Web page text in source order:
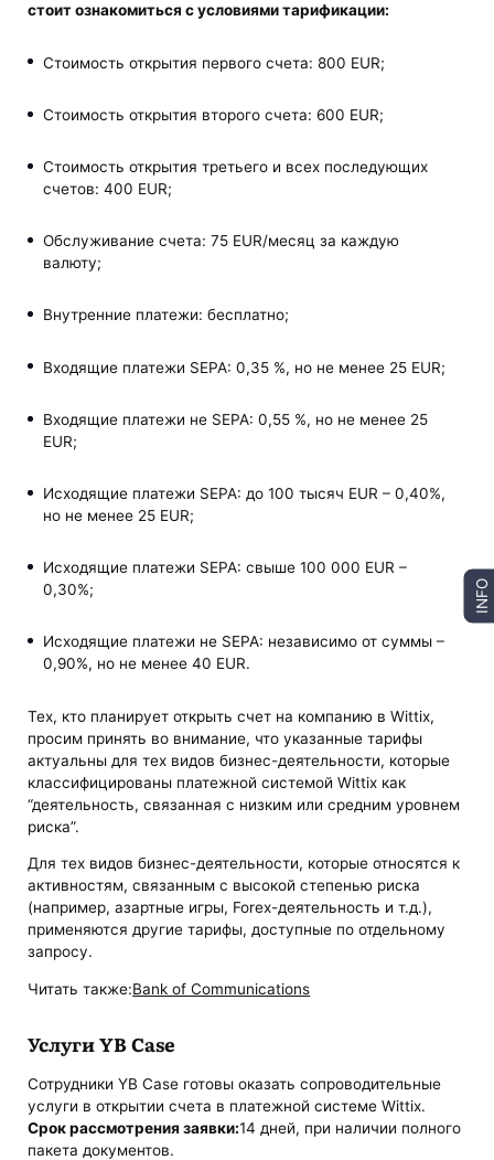
стоит ознакомиться с условиями тарификации:
Стоимость открытия первого счета: 800 EUR;
Стоимость открытия второго счета: 600 EUR;
Стоимость открытия третьего и всех последующих
счетов: 400 EUR;
Обслуживание счета: 75 EUR/месяц за каждую
валюту;
Внутренние платежи: бесплатно;
Входящие платежи SEPA: 0,35 %, но не менее 25 EUR;
Входящие платежи не SEPA: 0,55 %, но не менее 25
EUR;
Исходящие платежи SEPA: до 100 тысяч EUR – 0,40%,
но не менее 25 EUR;
Исходящие платежи SEPA: свыше 100 000 EUR –
0,30%;
Исходящие платежи не SEPA: независимо от суммы –
0,90%, но не менее 40 EUR.
Тех, кто планирует открыть счет на компанию в Wittix,
просим принять во внимание, что указанные тарифы
актуальны для тех видов бизнес-деятельности, которые
классифицированы платежной системой Wittix как
“деятельность, связанная с низким или средним уровнем
риска”.
Для тех видов бизнес-деятельности, которые относятся к
активностям, связанным с высокой степенью риска
(например, азартные игры, Forex-деятельность и т.д.),
применяются другие тарифы, доступные по отдельному
запросу.
Читать также:Bank of Communications
Услуги YB Case
Сотрудники YB Case готовы оказать сопроводительные
услуги в открытии счета в платежной системе Wittix.
Срок рассмотрения заявки:14 дней, при наличии полного
пакета документов.
INFO